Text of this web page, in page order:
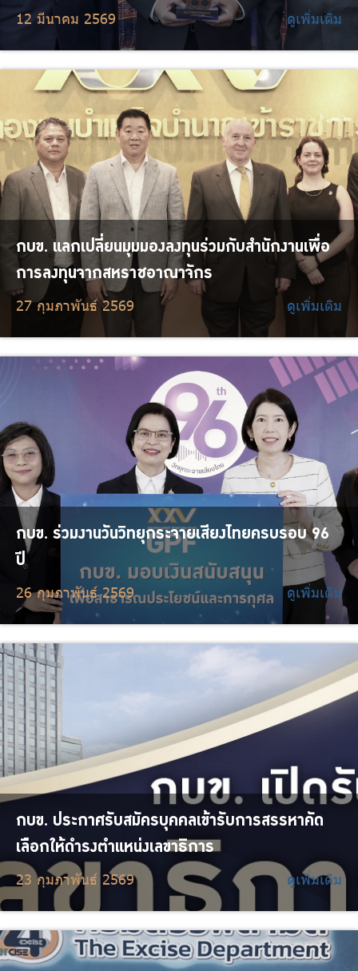
12 มีนาคม 2569 ดูเพิ่มเติม
กบข. แลกเปลี่ยนมุมมองลงทุนร่วมกับสำนักงานเพื่อ
การลงทุนจากสหราชอาณาจักร
27 กุมภาพันธ์ 2569 ดูเพิ่มเติม
กบข. ร่วมงานวันวิทยุกระจายเสียงไทยครบรอบ 96
ปี
26 กุมภาพันธ์ 2569 ดูเพิ่มเติม
กบข. ประกาศรับสมัครบุคคลเข้ารับการสรรหาคัด
เลือกให้ดำรงตำแหน่งเลขาธิการ
23 กุมภาพันธ์ 2569 ดูเพิ่มเติม